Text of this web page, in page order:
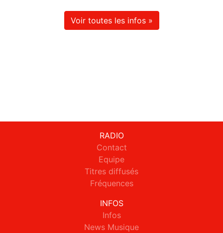
Voir toutes les infos »
RADIO
Contact
Equipe
Titres diffusés
Fréquences
INFOS
Infos
News Musique